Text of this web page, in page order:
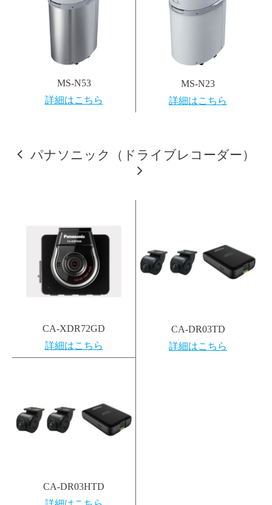
MS-N53
詳細はこちら
MS-N23
詳細はこちら
パナソニック（ドライブレコーダー）
CA-XDR72GD
詳細はこちら
CA-DR03TD
詳細はこちら
CA-DR03HTD